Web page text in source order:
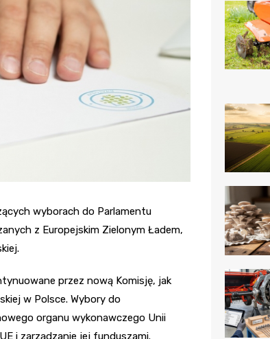
wyborach do Parlamentu
z Europejskim Zielonym Ładem,
przez nową Komisję, jak
w Polsce. Wybory do
organu wykonawczego Unii
i zarządzanie jej funduszami.